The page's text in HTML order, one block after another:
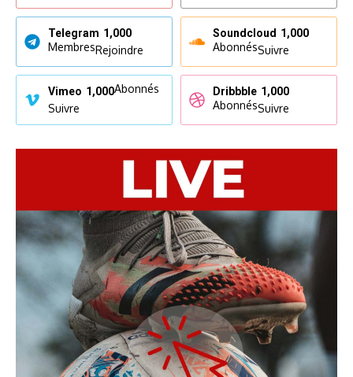
Telegram 1,000
MembresRejoindre
Soundcloud 1,000
AbonnésSuivre
Vimeo 1,000Abonnés
Suivre
Dribbble 1,000
AbonnésSuivre